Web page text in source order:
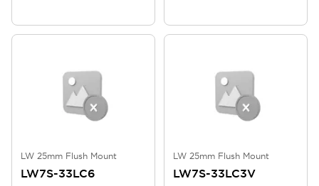
LW 25mm Flush Mount
LW7S-33LC6
LW 25mm Flush Mount
LW7S-33LC3V